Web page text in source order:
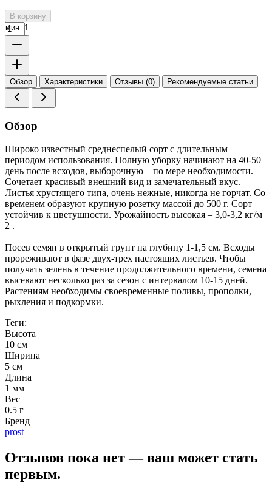
В корзину
мин. 1
Обзор Характеристики Отзывы (0) Рекомендуемые статьи
Обзор
Широко известный среднеспелый сорт с длительным
периодом использования. Полную уборку начинают на 40-50
день после всходов, выборочную – по мере необходимости.
Сочетает красивый внешний вид и замечательный вкус.
Листья хрустящего типа, очень нежные, никогда не горчат. Со
временем образуют крупную розетку массой до 500 г. Сорт
устойчив к цветушности. Урожайность высокая – 3,0-3,2 кг/м
2 .
Посев семян в открытый грунт на глубину 1-1,5 см. Всходы
прореживают в фазе двух-трех настоящих листьев. Чтобы
получать зелень в течение продолжительного времени, семена
высевают несколько раз за сезон с интервалом 10-15 дней.
Растениям необходимы своевременные поливы, прополки,
рыхления и подкормки.
Теги:
Высота
10 см
Ширина
5 см
Длина
1 мм
Вес
0.5 г
Бренд
prost
Отзывов пока нет — ваш может стать
первым.